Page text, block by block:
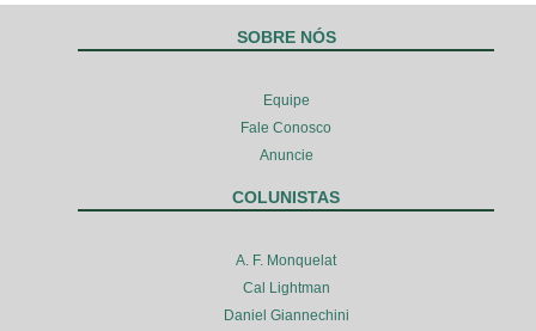
SOBRE NÓS
Equipe
Fale Conosco
Anuncie
COLUNISTAS
A. F. Monquelat
Cal Lightman
Daniel Giannechini